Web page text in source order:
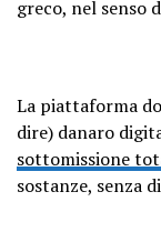
greco, nel senso
La piattaforma
dire) danaro
sottomissione
sostanze, senza